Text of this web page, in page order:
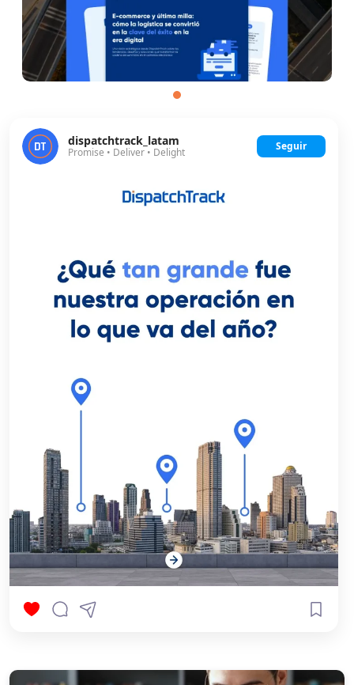
dispatchtrack_latam
Promise • Deliver • Delight Seguir